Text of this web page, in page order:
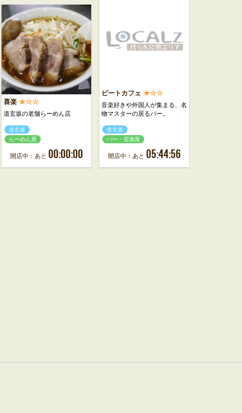
ビートカフェ ★☆☆
音楽好きや外国人が集まる、名
物マスターの居るバー。
道玄坂
バー・居酒屋
開店中：あと 05:44:56
喜楽 ★☆☆
道玄坂の老舗らーめん店
道玄坂
らーめん屋
開店中：あと 00:00:00